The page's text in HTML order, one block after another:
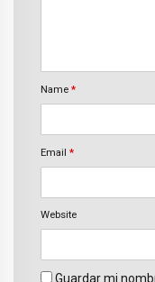
Name *
Email *
Website
Guardar mi